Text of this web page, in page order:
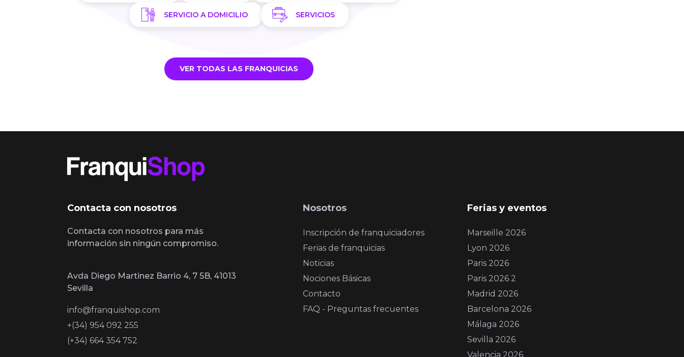
SERVICIO A DOMICILIO SERVICIOS
VER TODAS LAS FRANQUICIAS
Contacta con nosotros
Contacta con nosotros para más
información sin ningún compromiso.
Avda Diego Martinez Barrio 4, 7 5B, 41013
Sevilla
info@franquishop.com
+(34) 954 092 255
(+34) 664 354 752
Nosotros
Inscripción de franquiciadores
Ferias de franquicias
Noticias
Nociones Básicas
Contacto
FAQ - Preguntas frecuentes
Ferias y eventos
Marseille 2026
Lyon 2026
Paris 2026
Paris 2026 2
Madrid 2026
Barcelona 2026
Málaga 2026
Sevilla 2026
Valencia 2026